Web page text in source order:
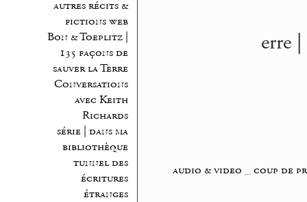
autres récits &
fictions web
Bon & Toeplitz |
135 façons de
sauver la Terre
Conversations
avec Keith
Richards
série | dans ma
bibliothèque
tunnel des
écritures
étranges
erre
audio & video coup de